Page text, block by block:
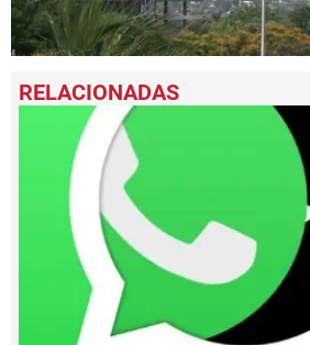
seconds
of
seconds